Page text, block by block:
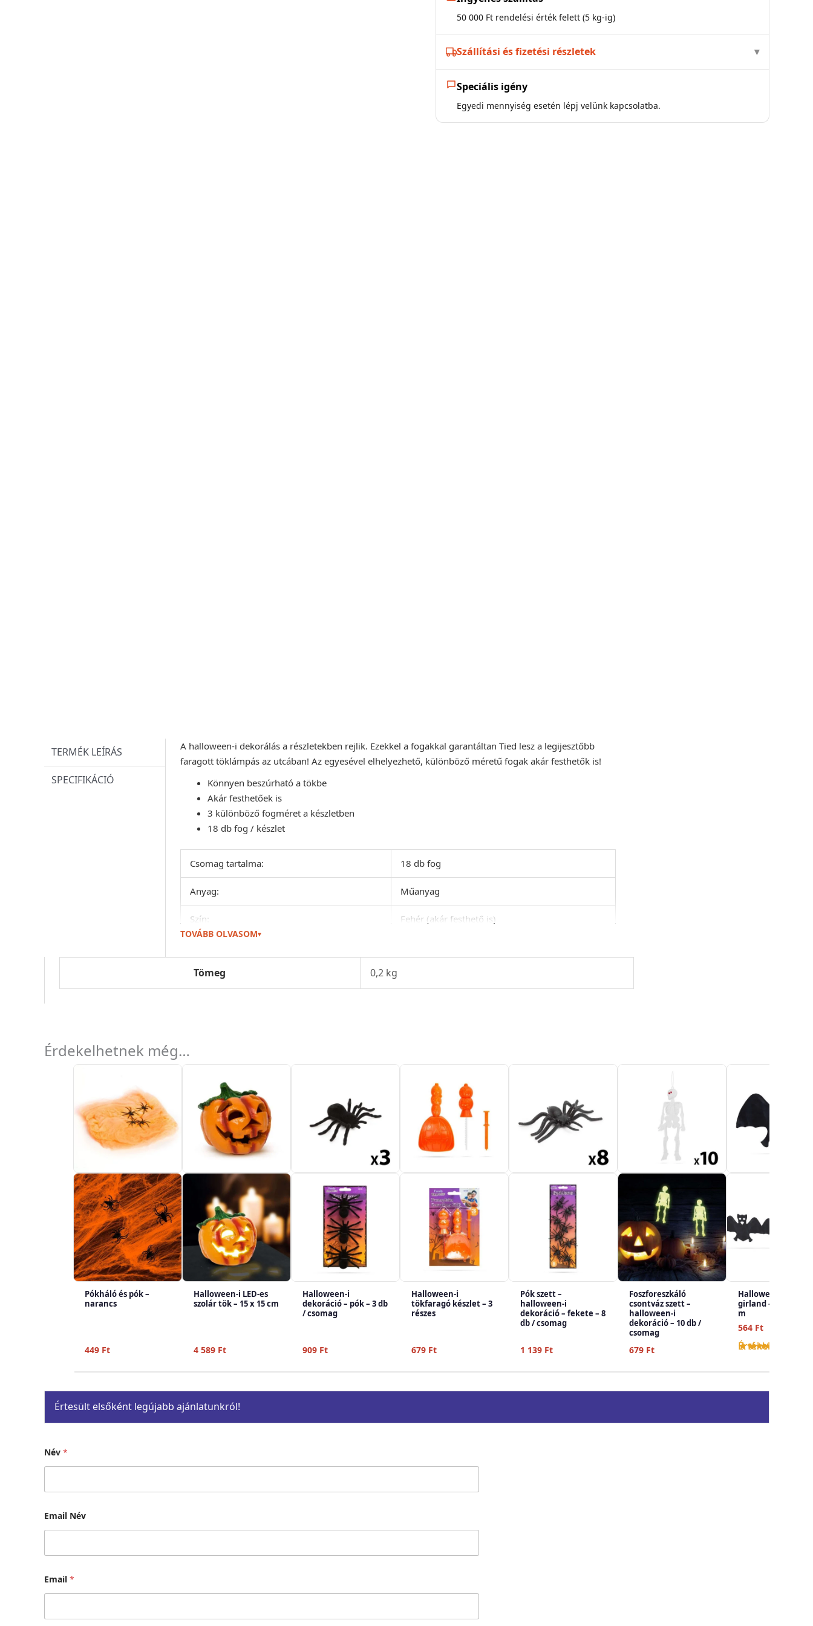
50 000 Ft rendelési érték felett (5 kg-ig)
Szállítási és fizetési részletek
Speciális igény
Egyedi mennyiség esetén lépj velünk kapcsolatba.
TERMÉK LEÍRÁS
SPECIFIKÁCIÓ
A halloween-i dekorálás a részletekben rejlik. Ezekkel a fogakkal garantáltan Tied lesz a legijesztőbb
faragott töklámpás az utcában! Az egyesével elhelyezhető, különböző méretű fogak akár festhetők is!
Könnyen beszúrható a tökbe
Akár festhetőek is
3 különböző fogméret a készletben
18 db fog / készlet
Csomag tartalma: 18 db fog
Anyag: Műanyag
Szín: Fehér (akár festhető is)
TOVÁBB OLVASOM▾
Tömeg 0,2 kg
Érdekelhetnek még…
Pókháló és pók –
narancs
449 Ft
Halloween-i LED-es
szolár tök – 15 x 15 cm
4 589 Ft
Halloween-i
dekoráció – pók – 3 db
/ csomag
909 Ft
Halloween-i
tökfaragó készlet – 3
részes
679 Ft
Pók szett –
halloween-i
dekoráció – fekete – 8
db / csomag
1 139 Ft
Foszforeszkáló
csontváz szett –
halloween-i
dekoráció – 10 db /
csomag
679 Ft
Halloween-i papír
girland – denevér
m
564 Ft
Értékelés:
Értesült elsőként legújabb ajánlatunkról!
Név *
Email Név
Email *